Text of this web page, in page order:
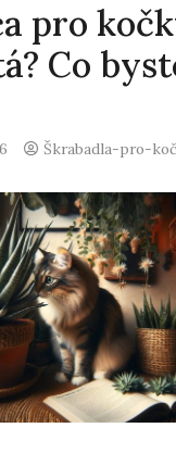
pro
Co
Škrabadla-pro-